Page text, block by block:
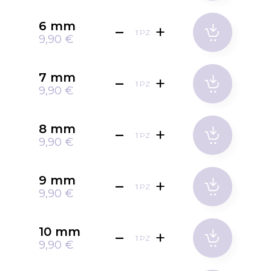
6 mm
9,90 €
PZ
7 mm
9,90 €
PZ
8 mm
9,90 €
PZ
9 mm
9,90 €
PZ
10 mm
9,90 €
PZ